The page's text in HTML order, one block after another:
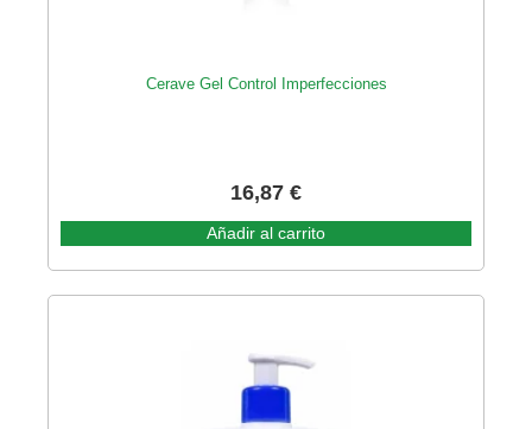
Cerave Gel Control Imperfecciones
16,87 €
Añadir al carrito